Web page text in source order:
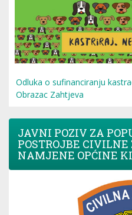
Odluka o sufinanciranju
Obrazac Zahtjeva
JAVNI POZIV ZA
POSTROJBE CIVILNE
NAMJENE OPĆINE